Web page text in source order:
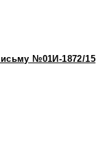
№01И-1872/15